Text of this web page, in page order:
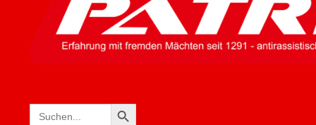
Search
for:
SEARCH BUTTON